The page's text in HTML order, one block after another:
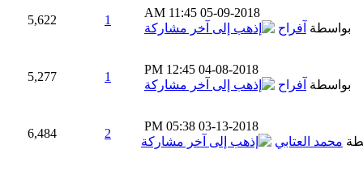
05-09-2018
11:45 AM
بواسطة آفراح
1
5,622
04-08-2018
12:45 PM
بواسطة آفراح
1
5,277
03-13-2018
05:38 PM
محمد العتابي
2
6,484